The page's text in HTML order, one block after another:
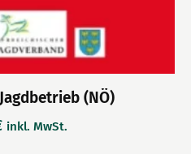
(NÖ)
inkl. MwSt.